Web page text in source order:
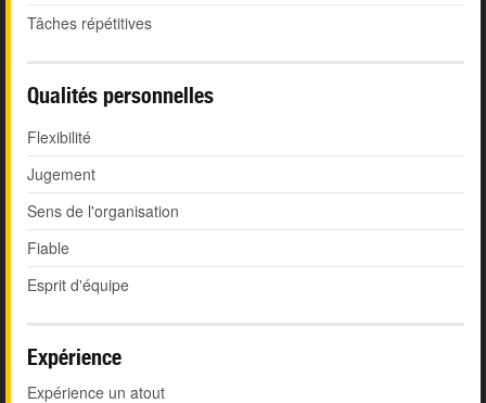
Tâches répétitives
Qualités personnelles
Flexibilité
Jugement
Sens de l'organisation
Fiable
Esprit d'équipe
Expérience
Expérience un atout